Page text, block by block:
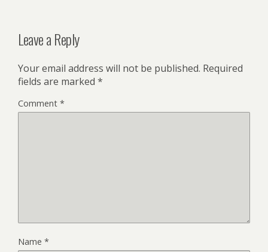
Leave a Reply
Your email address will not be published. Required
fields are marked *
Comment *
Name *